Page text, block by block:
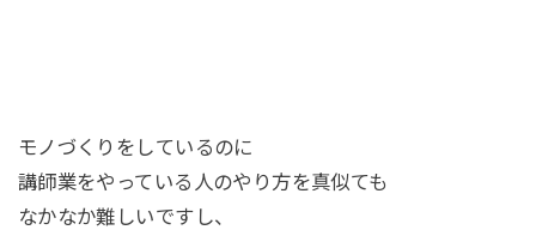
モノづくりをしているのに
講師業をやっている人のやり方を真似ても
なかなか難しいですし、